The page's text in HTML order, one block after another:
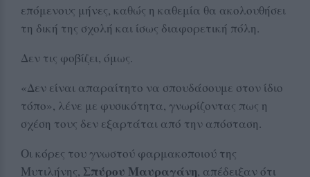
επόμενους μήνες, καθώς η καθεμία θα ακολουθήσει
τη δική της σχολή και ίσως διαφορετική πόλη.
Δεν τις φοβίζει, όμως.
«Δεν είναι απαραίτητο να σπουδάσουμε στον ίδιο
τόπο», λένε με φυσικότητα, γνωρίζοντας πως η
σχέση τους δεν εξαρτάται από την απόσταση.
Οι κόρες του γνωστού φαρμακοποιού της
Μυτιλήνης, Σπύρου Μαυραγάνη, απέδειξαν ότι